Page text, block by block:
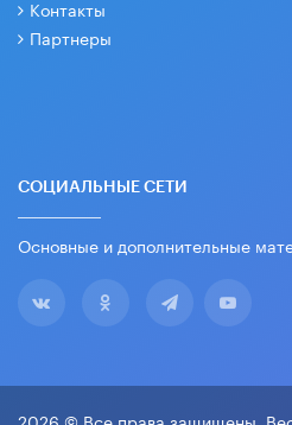
Контакты
Партнеры
СОЦИАЛЬНЫЕ СЕТИ
Основные и дополнительные